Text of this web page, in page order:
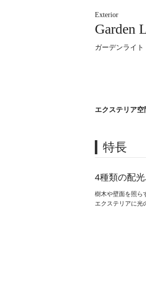
Exterior
Garden
ガーデンライト
エクステリア空
特長
4種類の配
樹木や壁面を照ら
エクステリアに光